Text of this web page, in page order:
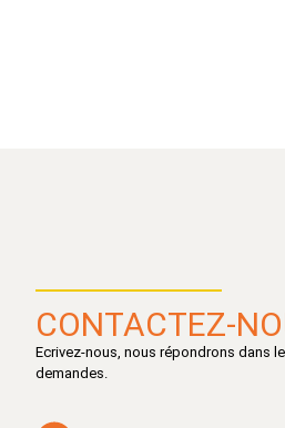
CONTACTEZ-
Ecrivez-nous, nous répondrons dans
demandes.